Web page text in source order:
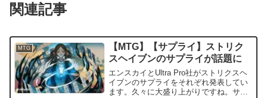
関連記事
MTG
【MTG】【サプライ】ストリク
スヘイブンのサプライが話題に
エンスカイとUltra Pro社がストリクスヘ
イブンのサプライをそれぞれ発表してい
ます。久々に大盛り上がりですね。サプ